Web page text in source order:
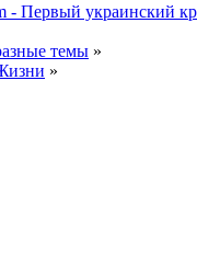
- Первый украинский
темы »
»